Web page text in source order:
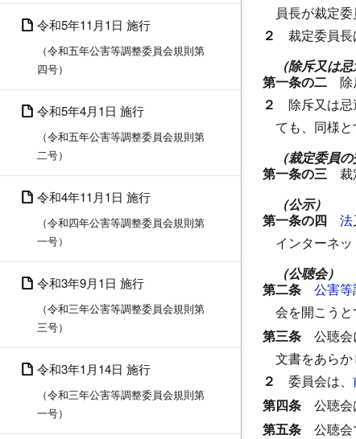
令和5年11月1日 施行
（令和五年公害等調整委員会規則第
四号）
令和5年4月1日 施行
（令和五年公害等調整委員会規則第
二号）
令和4年11月1日 施行
（令和四年公害等調整委員会規則第
一号）
令和3年9月1日 施行
（令和三年公害等調整委員会規則第
三号）
令和3年1月14日 施行
（令和三年公害等調整委員会規則第
一号）
員長が裁定
２ 裁定委員長
（除斥又は
第一条の二 除
２ 除斥又は忌
ても、同様と
（裁定委員の
第一条の三 裁
（公示）
第一条の四 法
インターネッ
（公聴会）
第二条 公害
会を開こう
第三条 公聴
文書をあらか
２ 委員会は、
第四条 公聴
第五条 公聴会